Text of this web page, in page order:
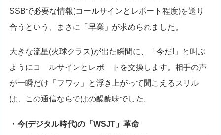
SSBで必要な情報(コールサインとレポート程度)を送り
合うという、まさに「早業」が求められました。
大きな流星(火球クラス)が出た瞬間に、「今だ!」と叫ぶ
ようにコールサインとレポートを交換します。相手の声
が一瞬だけ「フワッ」と浮き上がって聞こえるスリル
は、この通信ならではの醍醐味でした。
・今(デジタル時代)の「WSJT」革命